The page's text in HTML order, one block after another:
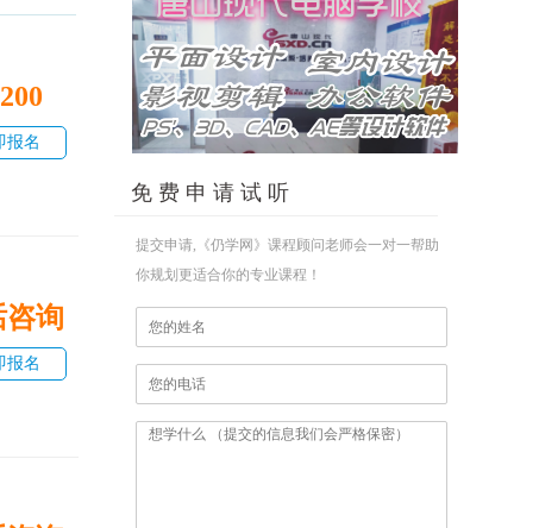
报名
咨询
报名
免 费 申 请 试 听
提交申请,《仍学网》课程顾问老师会一对一帮助
你规划更适合你的专业课程！